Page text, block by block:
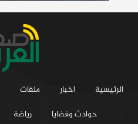
الرئيسية اخبار ملفات
حوادث وقضايا
رياضة